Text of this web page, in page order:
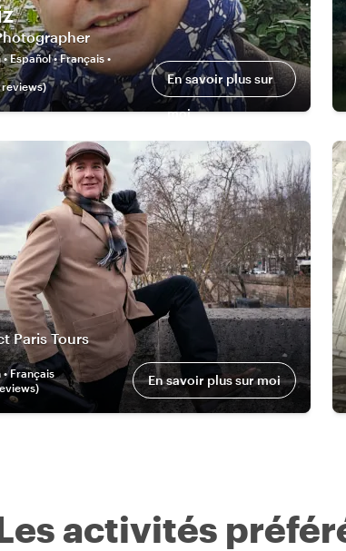
Español • Français •
reviews) En savoir plus sur
moi
Paris Tours
• Français
s) En savoir plus sur moi
activités